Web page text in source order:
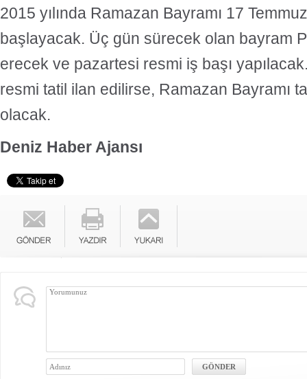
2015 yılında Ramazan Bayramı 17
başlayacak. Üç gün sürecek olan bayram
erecek ve pazartesi resmi iş başı
resmi tatil ilan edilirse, Ramazan Bayramı
olacak.
Deniz Haber Ajansı